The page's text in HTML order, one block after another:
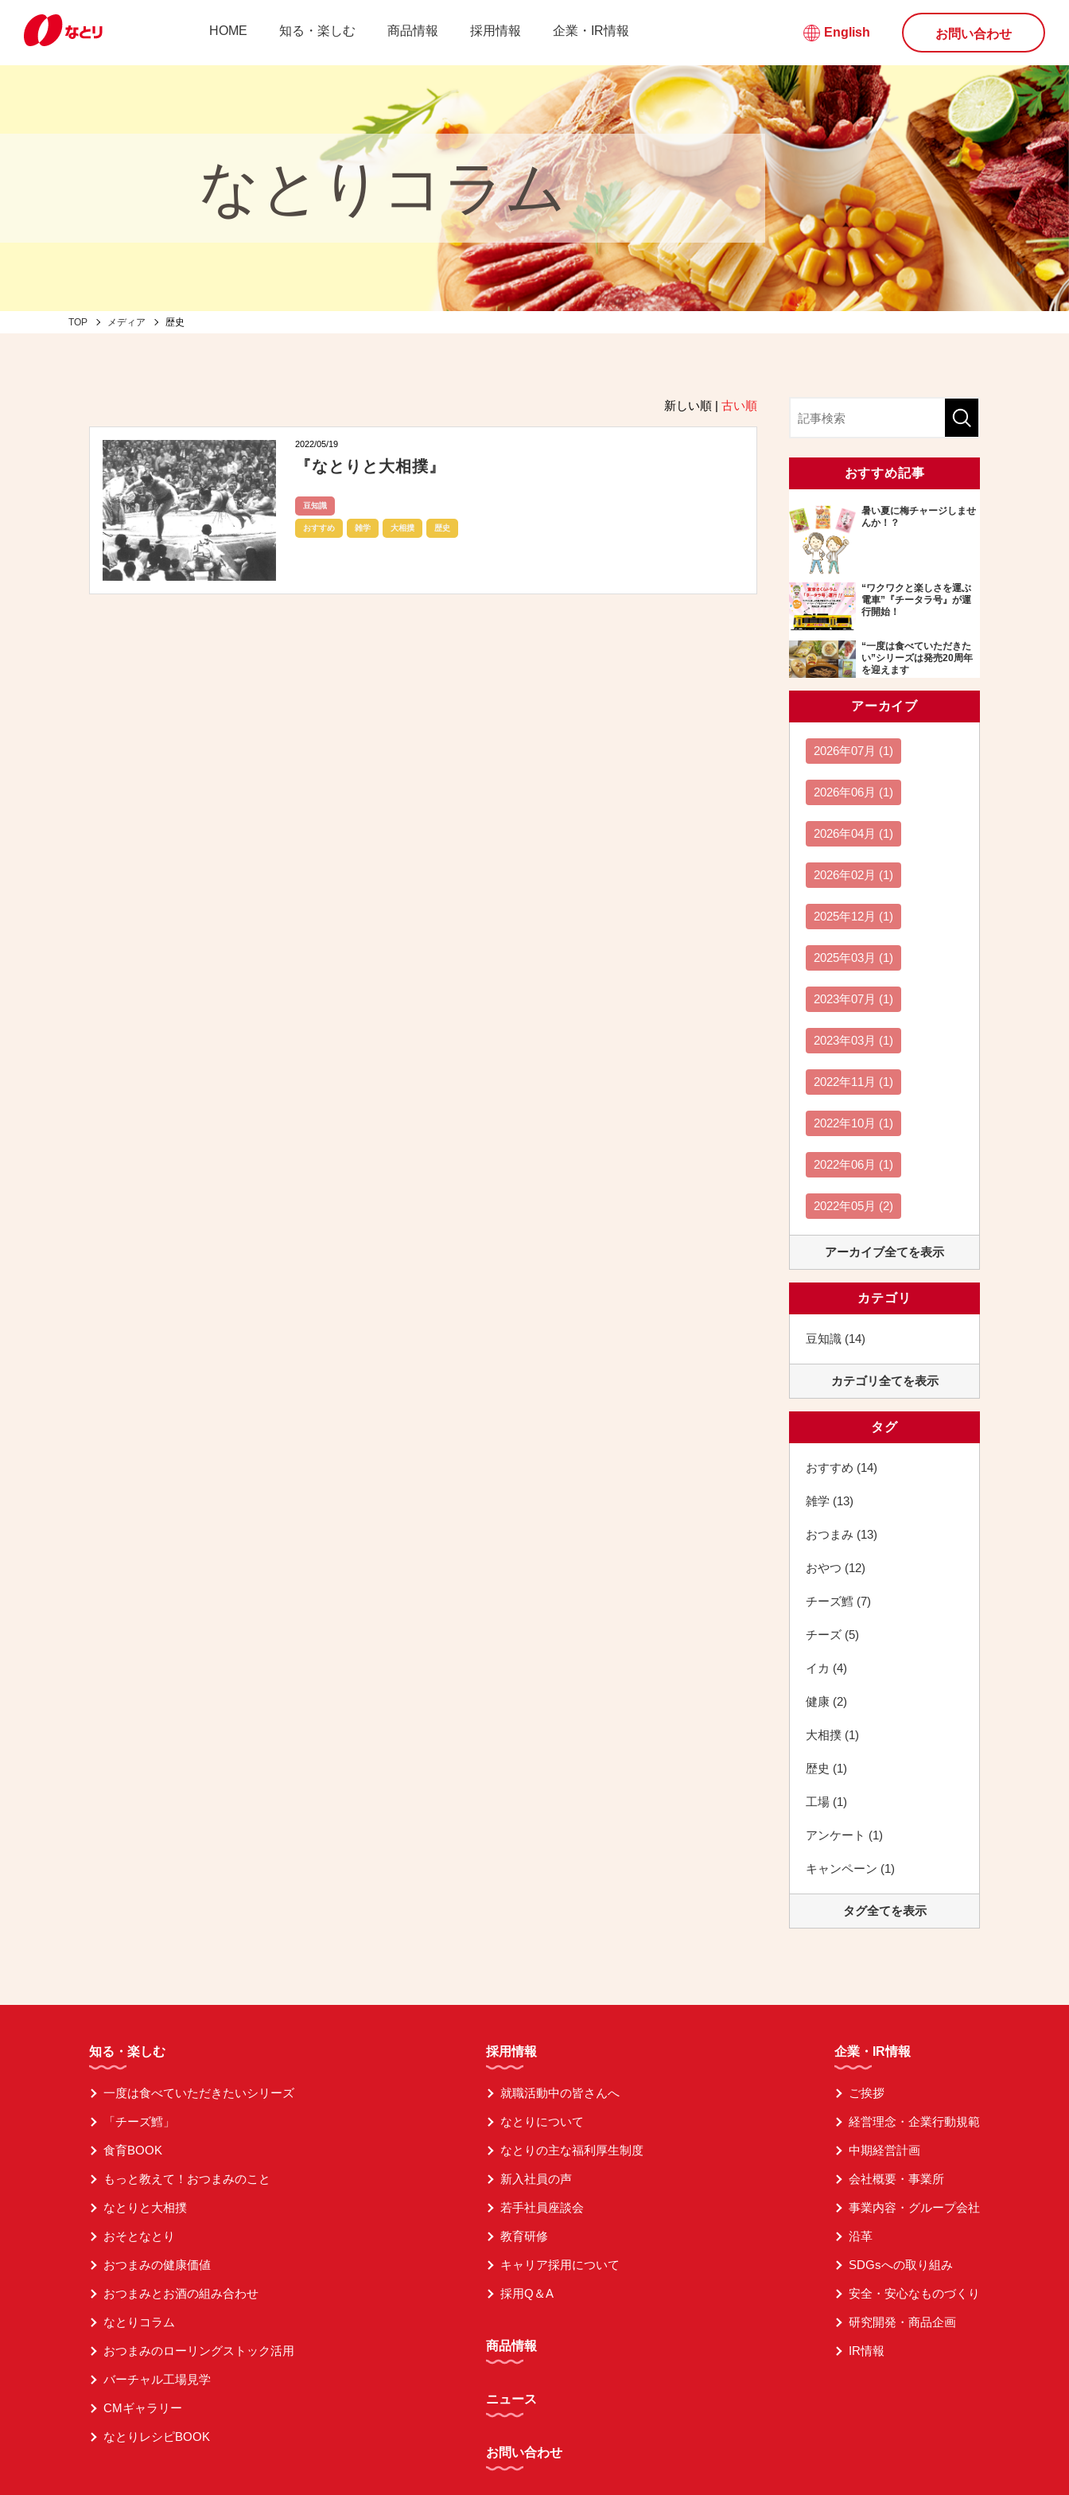
HOME 知る・楽しむ 商品情報 採用情報 企業・IR情報 English お問い合わせ
なとりコラム
TOP メディア 歴史
新しい順 | 古い順
2022/05/19
『なとりと大相撲』
豆知識
おすすめ 雑学 大相撲 歴史
おすすめ記事
暑い夏に梅チャージしませ
んか！？
“ワクワクと楽しさを運ぶ
電車”『チータラ号』が運
行開始！
“一度は食べていただきた
い”シリーズは発売20周年
を迎えます
アーカイブ
2026年07月 (1)
2026年06月 (1)
2026年04月 (1)
2026年02月 (1)
2025年12月 (1)
2025年03月 (1)
2023年07月 (1)
2023年03月 (1)
2022年11月 (1)
2022年10月 (1)
2022年06月 (1)
2022年05月 (2)
アーカイブ全てを表示
カテゴリ
豆知識 (14)
カテゴリ全てを表示
タグ
おすすめ (14)
雑学 (13)
おつまみ (13)
おやつ (12)
チーズ鱈 (7)
チーズ (5)
イカ (4)
健康 (2)
大相撲 (1)
歴史 (1)
工場 (1)
アンケート (1)
キャンペーン (1)
タグ全てを表示
知る・楽しむ
一度は食べていただきたいシリーズ
「チーズ鱈」
食育BOOK
もっと教えて！おつまみのこと
なとりと大相撲
おそとなとり
おつまみの健康価値
おつまみとお酒の組み合わせ
なとりコラム
おつまみのローリングストック活用
バーチャル工場見学
CMギャラリー
なとりレシピBOOK
採用情報
就職活動中の皆さんへ
なとりについて
なとりの主な福利厚生制度
新入社員の声
若手社員座談会
教育研修
キャリア採用について
採用Q＆A
商品情報
ニュース
お問い合わせ
企業・IR情報
ご挨拶
経営理念・企業行動規範
中期経営計画
会社概要・事業所
事業内容・グループ会社
沿革
SDGsへの取り組み
安全・安心なものづくり
研究開発・商品企画
IR情報